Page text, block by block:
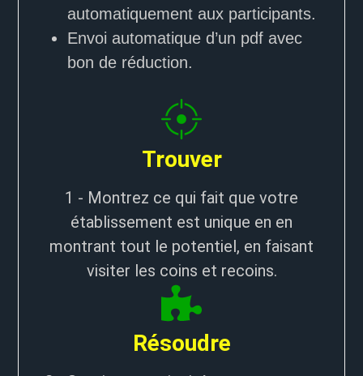
automatiquement aux participants.
Envoi automatique d’un pdf avec
bon de réduction.
Trouver
1 - Montrez ce qui fait que votre
établissement est unique en en
montrant tout le potentiel, en faisant
visiter les coins et recoins.
Résoudre